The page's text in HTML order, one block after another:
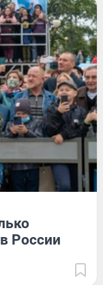
России